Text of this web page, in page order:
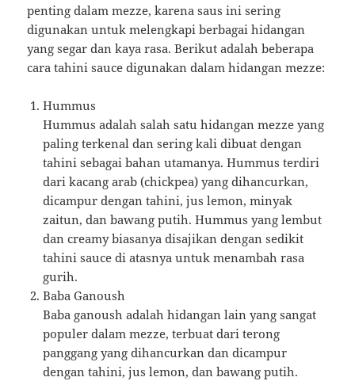
penting dalam mezze, karena saus ini sering
digunakan untuk melengkapi berbagai hidangan
yang segar dan kaya rasa. Berikut adalah beberapa
cara tahini sauce digunakan dalam hidangan mezze:
Hummus
Hummus adalah salah satu hidangan mezze yang
paling terkenal dan sering kali dibuat dengan
tahini sebagai bahan utamanya. Hummus terdiri
dari kacang arab (chickpea) yang dihancurkan,
dicampur dengan tahini, jus lemon, minyak
zaitun, dan bawang putih. Hummus yang lembut
dan creamy biasanya disajikan dengan sedikit
tahini sauce di atasnya untuk menambah rasa
gurih.
Baba Ganoush
Baba ganoush adalah hidangan lain yang sangat
populer dalam mezze, terbuat dari terong
panggang yang dihancurkan dan dicampur
dengan tahini, jus lemon, dan bawang putih.